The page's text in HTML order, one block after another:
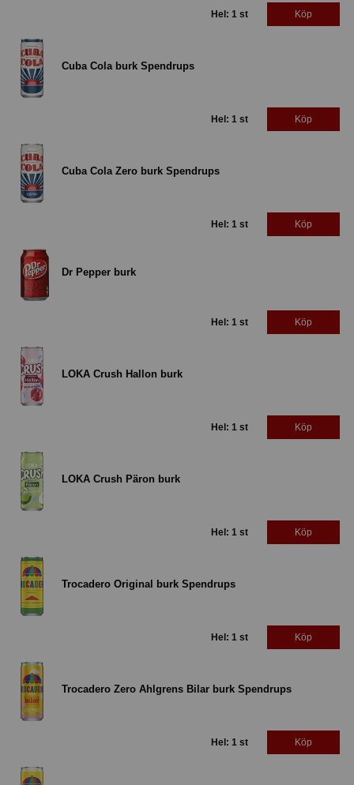
Hel: 1 st Köp
Cuba Cola burk Spendrups
Hel: 1 st Köp
Cuba Cola Zero burk Spendrups
Hel: 1 st Köp
Dr Pepper burk
Hel: 1 st Köp
LOKA Crush Hallon burk
Hel: 1 st Köp
LOKA Crush Päron burk
Hel: 1 st Köp
Trocadero Original burk Spendrups
Hel: 1 st Köp
Trocadero Zero Ahlgrens Bilar burk Spendrups
Hel: 1 st Köp